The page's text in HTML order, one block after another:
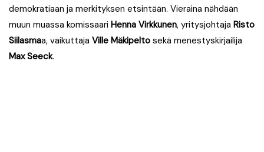
demokratiaan ja merkityksen etsintään. Vieraina nähdään
muun muassa komissaari Henna Virkkunen, yritysjohtaja Risto
Siilasmaa, vaikuttaja Ville Mäkipelto sekä menestyskirjailija
Max Seeck.